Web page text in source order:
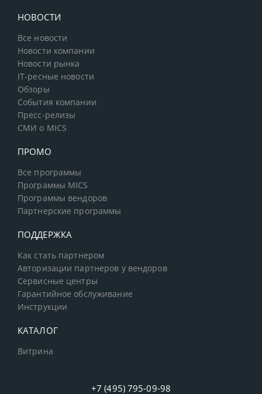
НОВОСТИ
Все новости
Новости компании
Новости рынка
IT-ресные новости
Обзоры
События компании
Пресс-релизы
СМИ о MICS
ПРОМО
Все программы
Программы MICS
Программы вендоров
Партнерские программы
ПОДДЕРЖКА
Как стать партнером
Авторизации партнеров у вендоров
Сервисные центры
Гарантийное обслуживание
Инструкции
КАТАЛОГ
Витрина
+7 (495) 795-09-98